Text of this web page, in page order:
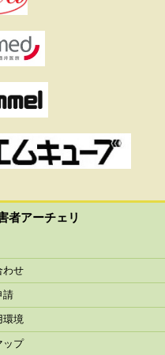
者アーチェリ
せ
請
境
プ